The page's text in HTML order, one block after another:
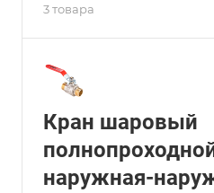
3 товара
Кран шаровый
наружная-